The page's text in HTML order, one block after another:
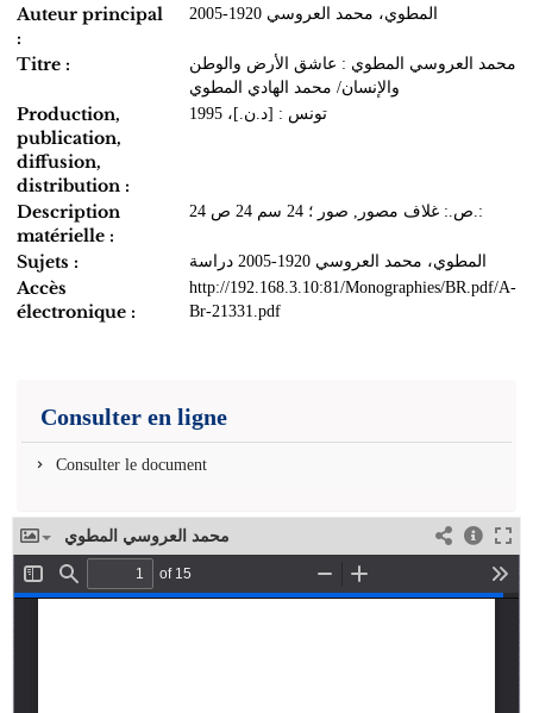
Auteur principal
:
المطوي، محمد العروسي 1920-2005
Titre :
محمد العروسي المطوي : عاشق الأرض والوطن
والإنسان/ محمد الهادي المطوي
Production,
publication,
diffusion,
distribution :
تونس : [د.ن.]، 1995
Description
matérielle :
24 ص.: غلاف مصور, صور ؛ 24 سم 24 ص.:
Sujets : المطوي، محمد العروسي 1920-2005 دراسة
Accès
électronique :
http://192.168.3.10:81/Monographies/BR.pdf/A-
Br-21331.pdf
Consulter en ligne
Consulter le document
محمد العروسي المطوي